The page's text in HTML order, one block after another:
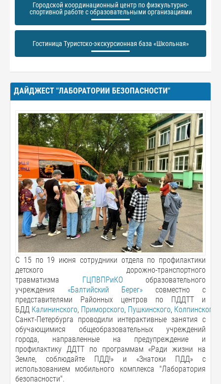
Городской координационный центр по физкультурно-
спортивной работе с образовательными организациями
Гостиница Туристско-экскурсионная база «Школьная»
ДАЙДЖЕСТ "ЛАБОРАТОРИИ БЕЗОПАСНОСТИ"
С 15 по 19 июня сотрудники отдела по профилактики
детского дорожно-транспортного
травматизма ГЦПВПРиКОобразовательного
учреждения «Балтийский Берег» совместно с
представителями Районных центров по ПДДТТ и
БДД Калининского, Приморского, Пушкинского, Колпинского
Санкт-Петербурга проводили интерактивные занятия с
обучающимися общеобразовательных учреждений
города, направленные на предупреждение и
профилактику ДДТТ по программам «Ради жизни на
Земле, соблюдайте ПДД!» и «Знатоки ПДД» с
использованием мобильного комплекса "Лаборатория
безопасности".